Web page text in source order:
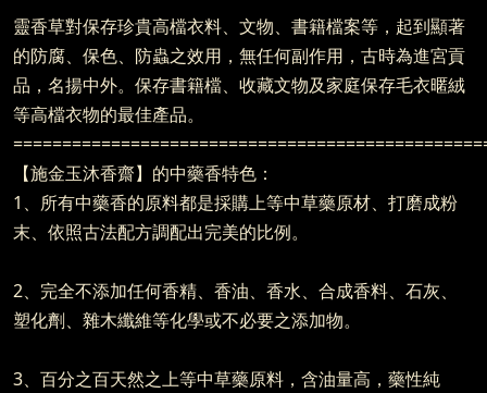
靈香草對保存珍貴高檔衣料、文物、書籍檔案等，起到顯著
的防腐、保色、防蟲之效用，無任何副作用，古時為進宮貢
品，名揚中外。保存書籍檔、收藏文物及家庭保存毛衣暱絨
等高檔衣物的最佳產品。
【施金玉沐香齋】的中藥香特色：
1、所有中藥香的原料都是採購上等中草藥原材、打磨成粉
末、依照古法配方調配出完美的比例。
2、完全不添加任何香精、香油、香水、合成香料、石灰、
塑化劑、雜木纖維等化學或不必要之添加物。
3、百分之百天然之上等中草藥原料，含油量高，藥性純